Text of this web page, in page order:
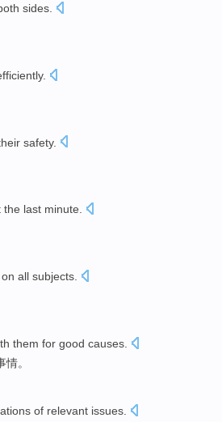
sides
.
safety.
the last minute.
all subjects
them for good causes.
。
of relevant issues